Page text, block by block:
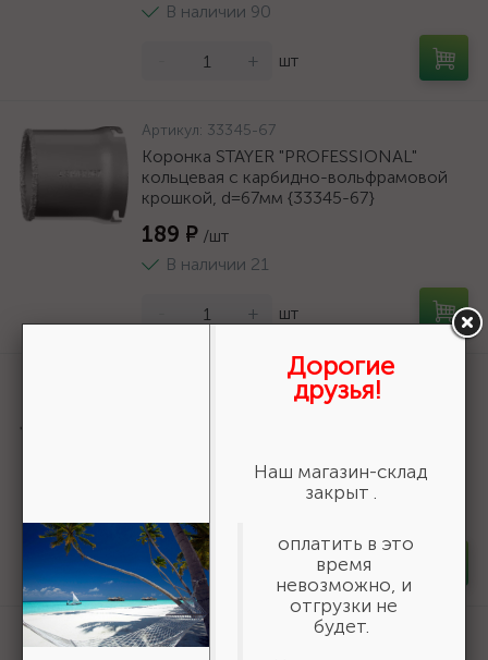
В наличии 90
+ шт
Артикул: 33345-67
Коронка STAYER "PROFESSIONAL"
кольцевая с карбидно-вольфрамовой
крошкой, d=67мм {33345-67}
189 ₽ /шт
В наличии 21
+ шт
33360-038_z01
ЗУБР 38 мм, L 25 мм, карбид вольфрама,
-
Артикул:33350-H6_z01
Дорогие
друзья!
Наш магазин-склад
закрыт .
оплатить в это
время
невозможно, и
отгрузки не
будет.